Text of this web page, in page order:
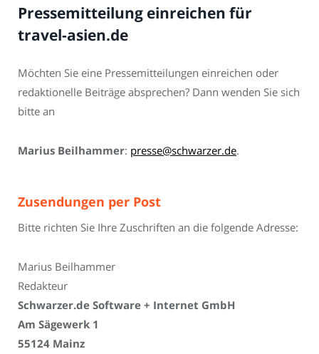
Pressemitteilung einreichen für
travel-asien.de
Möchten Sie eine Pressemitteilungen einreichen oder
redaktionelle Beiträge absprechen? Dann wenden Sie sich
bitte an
Marius Beilhammer: presse@schwarzer.de.
Zusendungen per Post
Bitte richten Sie Ihre Zuschriften an die folgende Adresse:
Marius Beilhammer
Redakteur
Schwarzer.de Software + Internet GmbH
Am Sägewerk 1
55124 Mainz